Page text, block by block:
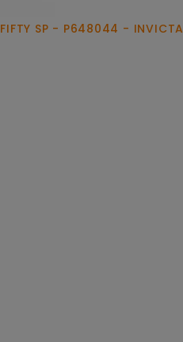
FIFTY SP - P648044 - INVICTA